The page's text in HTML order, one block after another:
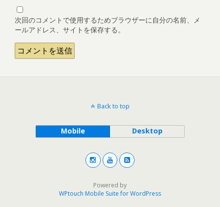
次回のコメントで使用するためブラウザーに自分の名前、メ
ールアドレス、サイトを保存する。
Back to top
Mobile Desktop
Powered by
WPtouch Mobile Suite for WordPress